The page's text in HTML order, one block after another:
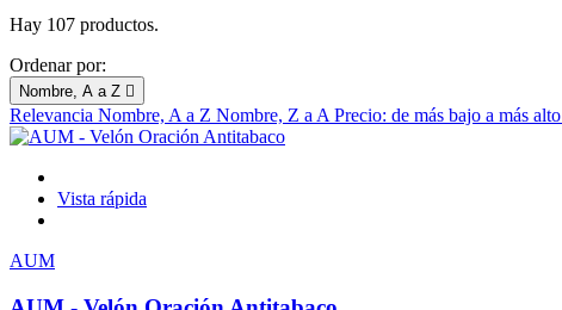
Hay 107 productos.
Ordenar por:
Nombre, A a Z 
Relevancia Nombre, A a Z Nombre, Z a A Precio: de más bajo a más alto
Vista rápida
AUM